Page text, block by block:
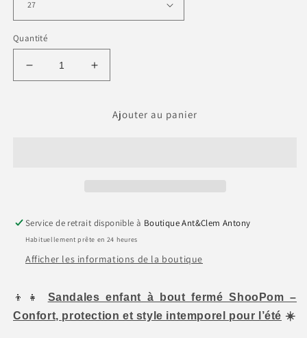
Quantité
Réduire
la
Augmenter
la
Ajouter au panier
Service de retrait disponible à Boutique Ant&Clem Antony
Habituellement prête en 24 heures
Afficher les informations de la boutique
👦👧
Sandales enfant à bout fermé ShooPom –
Confort, protection et style intemporel pour l’été ☀️